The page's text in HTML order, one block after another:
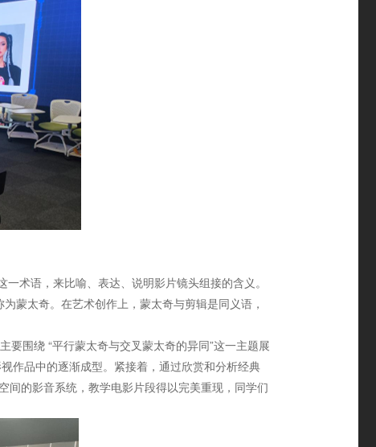
术语，来比喻、表达、说明影片镜头组接的含义。
蒙太奇。在艺术创作上，蒙太奇与剪辑是同义语，
围绕 “平行蒙太奇与交叉蒙太奇的异同”这一主题展
作品中的逐渐成型。紧接着，通过欣赏和分析经典
间的影音系统，教学电影片段得以完美重现，同学们